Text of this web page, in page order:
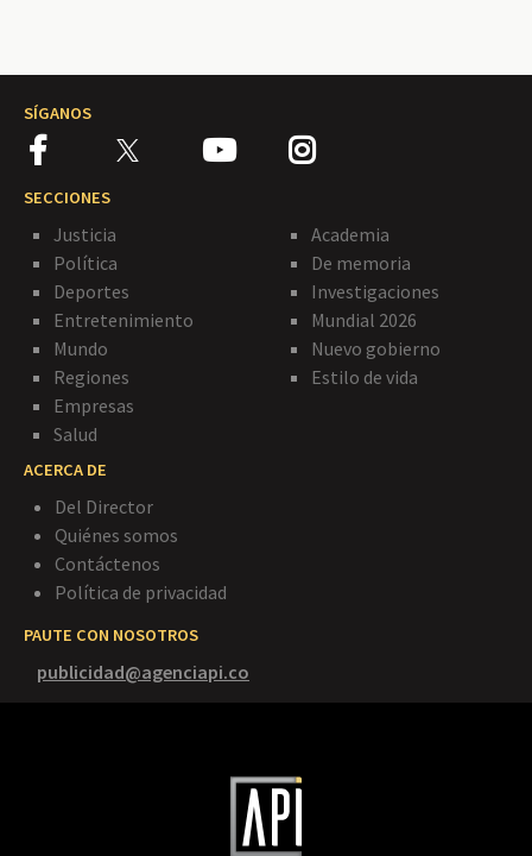
SÍGANOS
SECCIONES
Justicia
Política
Deportes
Entretenimiento
Mundo
Regiones
Empresas
Salud
Academia
De memoria
Investigaciones
Mundial 2026
Nuevo gobierno
Estilo de vida
ACERCA DE
Del Director
Quiénes somos
Contáctenos
Política de privacidad
PAUTE CON NOSOTROS
publicidad@agenciapi.co